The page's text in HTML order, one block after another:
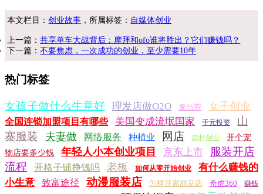
本文栏目：创业故事 ，所属标签： 自媒体创业
上一篇：共享单车大战背后：摩拜和ofo谁将胜出？它们赚钱吗？
下一篇：不要焦虑，一次成功的创业，至少需要10年
热门标签
女孩子做什么生意好 理发店做O2O 麦当劳 女子创业
全国连锁加盟项目有哪些 美国变成流氓国家 千元投资
山
寨服装
夫妻做 网络服务 种植业 网店 农村创业
开个宠
物店要多少钱
年轻人小本创业项目 京东上市
服装开店
流程
开格子铺挣钱吗 老板 如何从零开始创业
有什么赚钱的
小生意
致富途径 动漫服装店 怎样开家甜品店 奇虎360 赚钱